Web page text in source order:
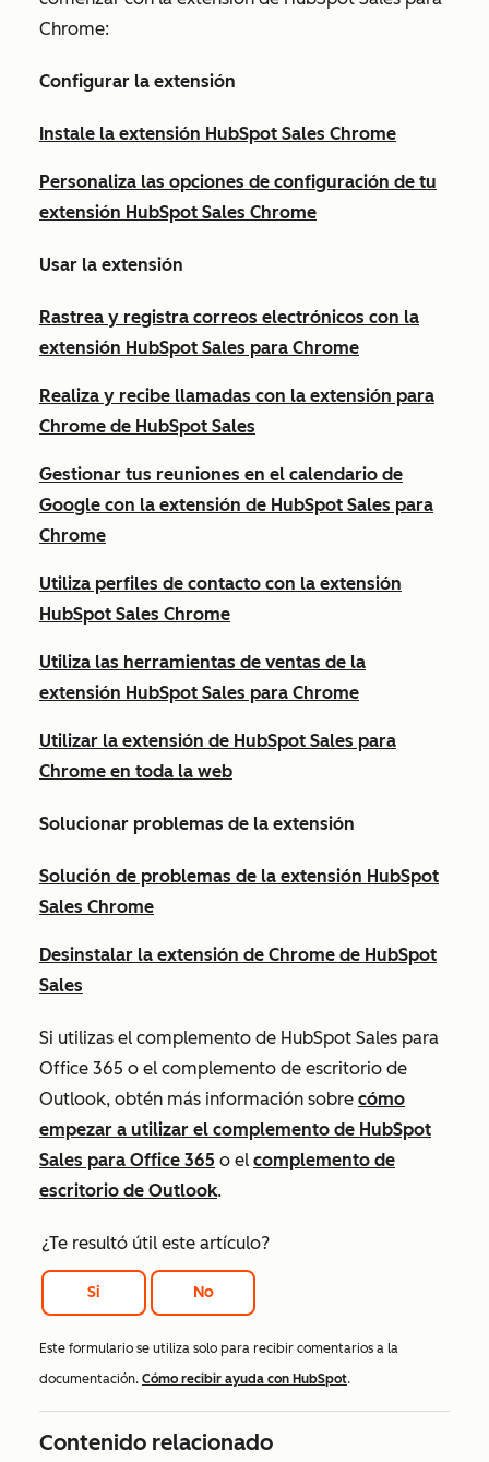
Chrome:
Configurar la extensión
Instale la extensión HubSpot Sales Chrome
Personaliza las opciones de configuración de tu
extensión HubSpot Sales Chrome
Usar la extensión
Rastrea y registra correos electrónicos con la
extensión HubSpot Sales para Chrome
Realiza y recibe llamadas con la extensión para
Chrome de HubSpot Sales
Gestionar tus reuniones en el calendario de
Google con la extensión de HubSpot Sales para
Chrome
Utiliza perfiles de contacto con la extensión
HubSpot Sales Chrome
Utiliza las herramientas de ventas de la
extensión HubSpot Sales para Chrome
Utilizar la extensión de HubSpot Sales para
Chrome en toda la web
Solucionar problemas de la extensión
Solución de problemas de la extensión HubSpot
Sales Chrome
Desinstalar la extensión de Chrome de HubSpot
Sales
Si utilizas el complemento de HubSpot Sales para
Office 365 o el complemento de escritorio de
Outlook, obtén más información sobre cómo
empezar a utilizar el complemento de HubSpot
Sales para Office 365 o el complemento de
escritorio de Outlook.
¿Te resultó útil este artículo?
Si No
Este formulario se utiliza solo para recibir comentarios a la
documentación. Cómo recibir ayuda con HubSpot.
Contenido relacionado